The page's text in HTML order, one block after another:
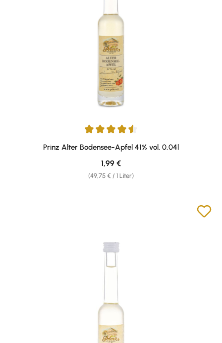
Durchschnittliche Bewertung von 4.43 von 5 Sternen
Prinz Alter Bodensee-Apfel 41% vol. 0,04l
(49,75 € / 1 Liter)
Regulärer Preis:
1,99 €